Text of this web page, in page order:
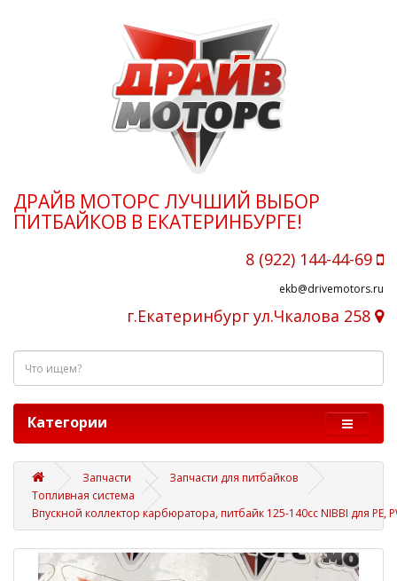
ДРАЙВ МОТОРС ЛУЧШИЙ ВЫБОР
ПИТБАЙКОВ В ЕКАТЕРИНБУРГЕ!
8 (922) 144-44-69
ekb@drivemotors.ru
г.Екатеринбург ул.Чкалова 258
Категории
Запчасти
Запчасти для питбайков
Топливная система
Впускной коллектор карбюратора, питбайк 125-140сс NIBBI для PE,